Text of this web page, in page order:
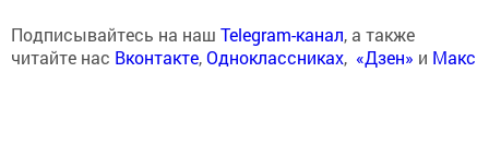
Подписывайтесь на наш Telegram-канал, а также
читайте нас Вконтакте,Одноклассниках, «Дзен» и Макс